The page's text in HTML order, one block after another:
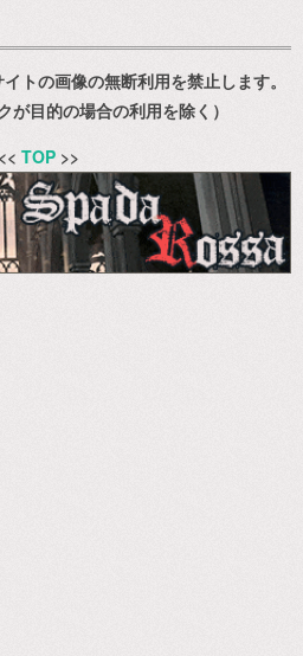
トの画像の無断利用を禁止します。
が目的の場合の利用を除く）
<< TOP>>